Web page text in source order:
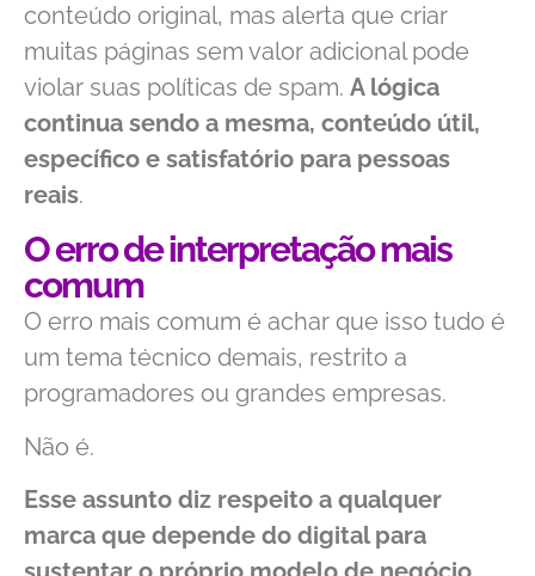
conteúdo original, mas alerta que criar
muitas páginas sem valor adicional pode
violar suas políticas de spam. A lógica
continua sendo a mesma, conteúdo útil,
específico e satisfatório para pessoas
reais.
O erro de interpretação mais
comum
O erro mais comum é achar que isso tudo é
um tema técnico demais, restrito a
programadores ou grandes empresas.
Não é.
Esse assunto diz respeito a qualquer
marca que depende do digital para